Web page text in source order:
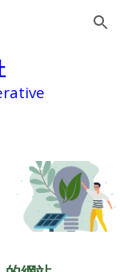
Skip to navigation